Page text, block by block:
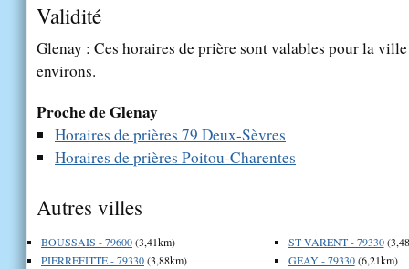
Validité
Glenay : Ces horaires de prière sont valables pour la
environs.
Proche de Glenay
Horaires de prières 79 Deux-Sèvres
Horaires de prières Poitou-Charentes
Autres villes
BOUSSAIS - 79600(3,41km)
PIERREFITTE - 79330(3,88km)
ST VARENT - 79330
GEAY - 79330(6,21km)